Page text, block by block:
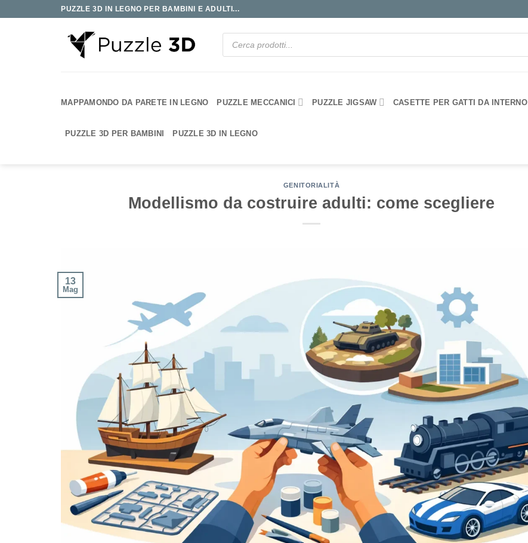
PUZZLE 3D IN LEGNO PER BAMBINI E ADULTI...
Ricerca
prodotti
MAPPAMONDO DA PARETE IN LEGNO PUZZLE MECCANICI PUZZLE JIGSAW CASETTE PER GATTI DA INTERNO
PUZZLE 3D PER BAMBINI PUZZLE 3D IN LEGNO
GENITORIALITÀ
Modellismo da costruire adulti: come scegliere
13
Mag